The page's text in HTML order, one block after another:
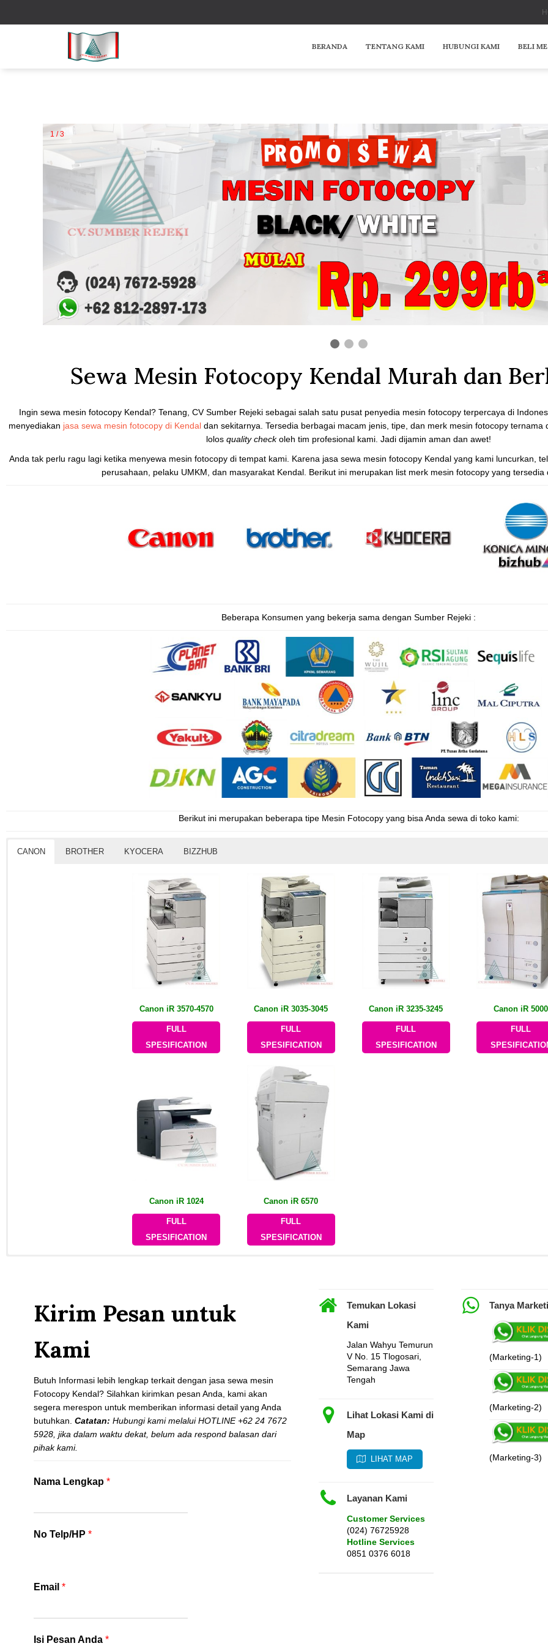
BERANDA TENTANG KAMI HUBUNGI KAMI BELI
1 / 3
Sewa Mesin Fotocopy Kendal Murah dan
Ingin sewa mesin fotocopy Kendal? Tenang, CV Sumber Rejeki sebagai salah satu pusat penyedia mesin fotocopy terpercaya di
menyediakan jasa sewa mesin fotocopy di Kendaldan sekitarnya. Tersedia berbagai macam jenis, tipe, dan merk mesin fotocopy ternama
lolos quality checkoleh tim profesional kami. Jadi dijamin aman dan awet!
Anda tak perlu ragu lagi ketika menyewa mesin fotocopy di tempat kami. Karena jasa sewa mesin fotocopy Kendal yang kami luncurkan,
perusahaan, pelaku UMKM, dan masyarakat Kendal. Berikut ini merupakan list merk mesin fotocopy yang tersedia
Beberapa Konsumen yang bekerja sama dengan Sumber Rejeki :
Berikut ini merupakan beberapa tipe Mesin Fotocopy yang bisa Anda sewa di toko kami:
CANON BROTHER KYOCERA BIZZHUB
Canon iR 3570-4570
FULL
SPESIFICATION
Canon iR 3035-3045
FULL
SPESIFICATION
Canon iR 3235-3245
FULL
SPESIFICATION
Canon iR 5000
FULL
Canon iR 1024
FULL
SPESIFICATION
Canon iR 6570
FULL
SPESIFICATION
Brother DCP 2540dw
FULL
SPESIFICATION
Kyocera M2040dn
FULL
SPESIFICATION
FULL
SPESIFICATION
BizzHub 250
FULL
SPESIFICATION
FULL
SPESIFICATION
Kirim Pesan untuk
Kami
Butuh Informasi lebih lengkap terkait dengan jasa sewa mesin
Fotocopy Kendal? Silahkan kirimkan pesan Anda, kami akan
segera merespon untuk memberikan informasi detail yang Anda
butuhkan. Catatan: Hubungi kami melalui HOTLINE +62 24 7672
5928, jika dalam waktu dekat, belum ada respond balasan dari
pihak kami.
Nama Lengkap *
No Telp/HP *
Email *
Isi Pesan Anda *
Temukan Lokasi
Kami
Jalan Wahyu Temurun
V No. 15 Tlogosari,
Semarang Jawa
Tengah
Lihat Lokasi Kami di
Map
LIHAT MAP
Layanan Kami
Customer Services
(024) 76725928
Hotline Services
0851 0376 6018
Tanya
(Marketing-1)
(Marketing-2)
(Marketing-3)